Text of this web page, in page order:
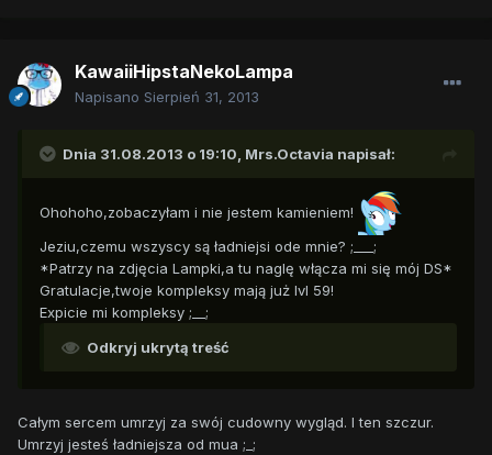
KawaiiHipstaNekoLampa
Napisano Sierpień 31, 2013
Dnia 31.08.2013 o 19:10, Mrs.Octavia napisał:
Ohohoho,zobaczyłam i nie jestem kamieniem!
Jeziu,czemu wszyscy są ładniejsi ode mnie? ;___;
*Patrzy na zdjęcia Lampki,a tu naglę włącza mi się mój DS*
Gratulacje,twoje kompleksy mają już lvl 59!
Expicie mi kompleksy ;__;
Odkryj ukrytą treść
Całym sercem umrzyj za swój cudowny wygląd. I ten szczur.
Umrzyj jesteś ładniejsza od mua ;_;